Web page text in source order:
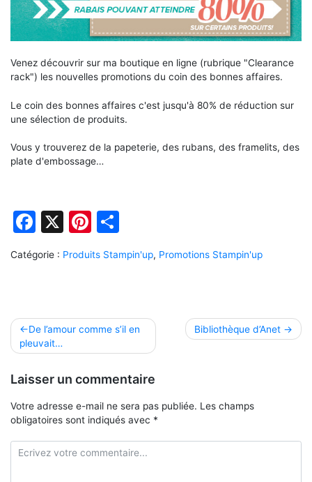
Venez découvrir sur ma boutique en ligne (rubrique "Clearance
rack") les nouvelles promotions du coin des bonnes affaires.
Le coin des bonnes affaires c'est jusqu'à 80% de réduction sur
une sélection de produits.
Vous y trouverez de la papeterie, des rubans, des framelits, des
plate d'embossage…
Facebook
X Pinterest
Catégorie : Produits Stampin'up, Promotions Stampin'up
Navigation
de
l’article
De l’amour comme s’il en
pleuvait…
Bibliothèque d’Anet
Laisser un commentaire
Votre adresse e-mail ne sera pas publiée. Les champs
obligatoires sont indiqués avec *